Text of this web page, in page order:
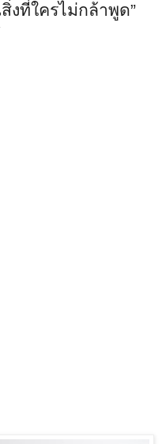
งที่ใครไม่กล้าพูด”